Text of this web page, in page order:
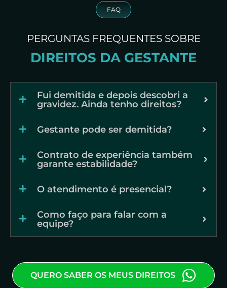
FAQ
PERGUNTAS FREQUENTES SOBRE
DIREITOS DA GESTANTE
Fui demitida e depois descobri a
gravidez. Ainda tenho direitos?
Gestante pode ser demitida?
Contrato de experiência também
garante estabilidade?
O atendimento é presencial?
Como faço para falar com a
equipe?
QUERO SABER OS MEUS DIREITOS